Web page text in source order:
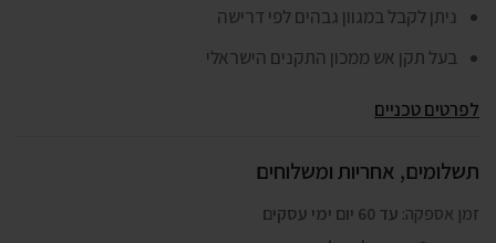
ניתן לקבל במגוון גבהים לפי דרישה
בעל תקן אש ממכון התקנים הישראלי
לפרטים טכניים
תשלומים, אחריות ומשלוחים
זמן אספקה: עד 60 יום ימי עסקים